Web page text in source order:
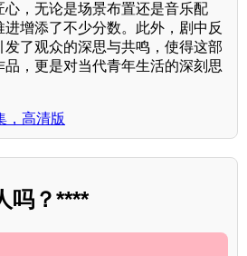
，无论是场景布置还是音乐配
增添了不少分数。此外，剧中反
了观众的深思与共鸣，使得这部
，更是对当代青年生活的深刻思
，高清版
吗？****